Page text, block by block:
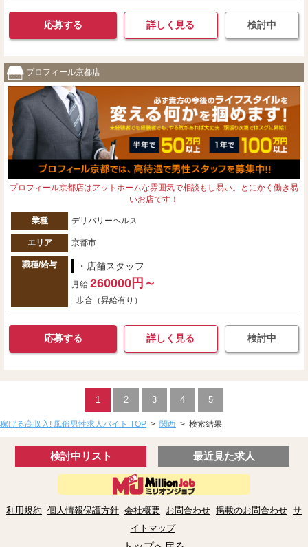
応募する 詳しく見る 検討中
プロフィール京都店
プロフィール京都店はアットホームな雰囲気で相談もし易い。とにかく働き易
いお店です！
業種 デリバリーヘルス
エリア 京都市
職種/給与 ・店舗スタッフ
月給 260000円～
+歩合（昇給有り）
応募する 詳しく見る 検討中
1 2 3 4 5
稼げる高収入! 風俗男性求人バイト TOP > 関西 > 検索結果
検討中リスト 最近見た求人
利用規約 個人情報保護方針 会社概要 お問合わせ 掲載のお問合わせ サ
イトマップ